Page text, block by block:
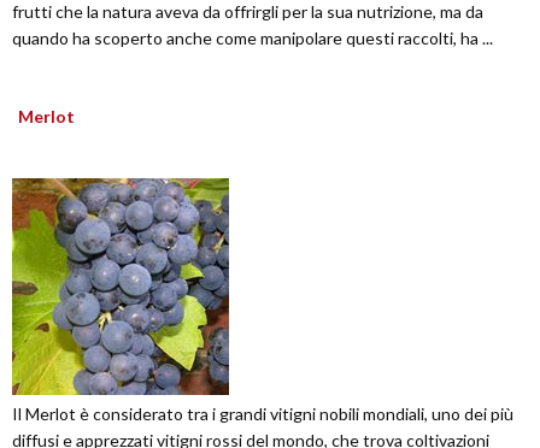
frutti che la natura aveva da offrirgli per la sua nutrizione, ma da
quando ha scoperto anche come manipolare questi raccolti, ha ...
Merlot
Il Merlot è considerato tra i grandi vitigni nobili mondiali, uno dei più
diffusi e apprezzati vitigni rossi del mondo, che trova coltivazioni